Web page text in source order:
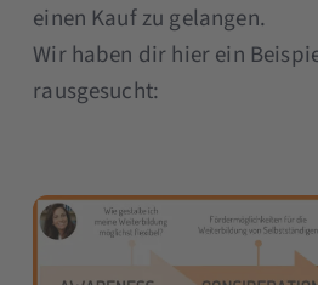
einen Kauf zu gelangen.
Wir haben dir hier ein
rausgesucht: